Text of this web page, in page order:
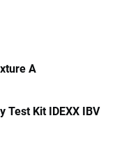
A
Test Kit IDEXX IBV